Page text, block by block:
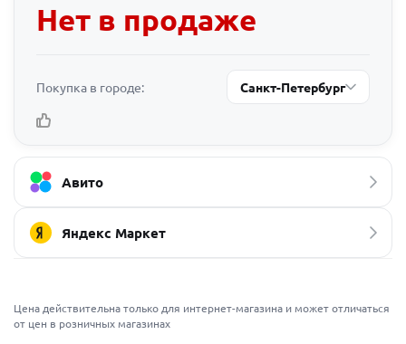
Нет в продаже
Покупка в городе: Санкт-Петербург
Авито
Яндекс Маркет
Цена действительна только для интернет-магазина и может отличаться
от цен в розничных магазинах